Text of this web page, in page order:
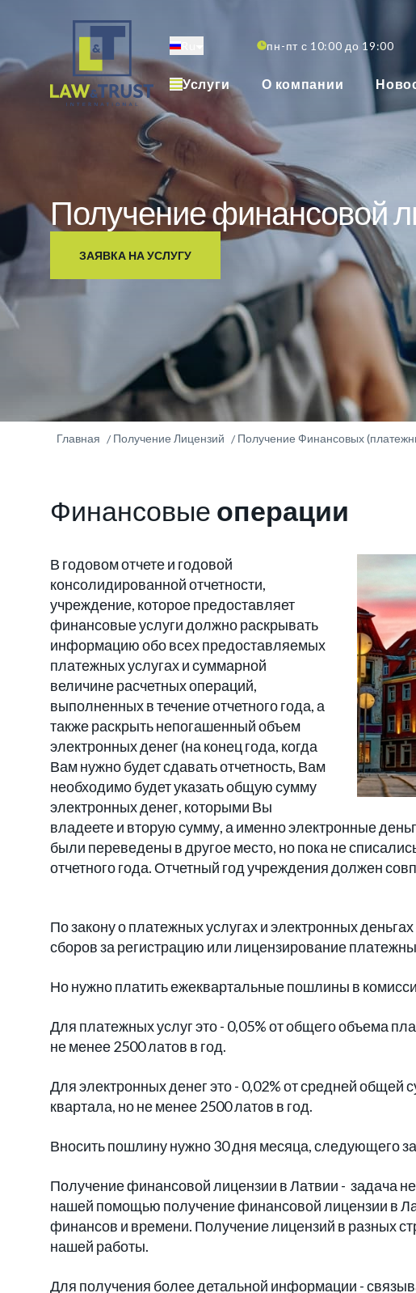
содержанию
пн-пт с 10:00 до 19:00
Услуги О компании
Получение финансовой
ЗАЯВКА НА УСЛУГУ
Главная Получение Лицензий Получение Финансовых
Финансовые операции
В годовом отчете и годовой
консолидированной отчетности,
учреждение, которое предоставляет
финансовые услуги должно раскрывать
информацию обо всех предоставляемых
платежных услугах и суммарной
величине расчетных операций,
выполненных в течение отчетного года, а
также раскрыть непогашенный объем
электронных денег (на конец года, когда
Вам нужно будет сдавать отчетность, Вам
необходимо будет указать общую сумму
электронных денег, которыми Вы
владеете и вторую сумму, а именно электронные
были переведены в другое место, но пока не
отчетного года. Отчетный год учреждения должен
По закону о платежных услугах и электронных
сборов за регистрацию или лицензирование
Но нужно платить ежеквартальные пошлины в
Для платежных услуг это - 0,05% от общего объема
не менее 2500 латов в год.
Для электронных денег это - 0,02% от средней общей
квартала, но не менее 2500 латов в год.
Вносить пошлину нужно 30 дня месяца, следующего
Получение финансовой лицензии в Латвии - задача не
нашей помощью получение финансовой лицензии в
финансов и времени. Получение лицензий в разных
нашей работы.
Для получения более детальной информации -